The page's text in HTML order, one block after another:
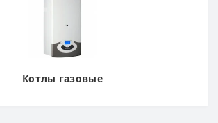
Котлы газовые